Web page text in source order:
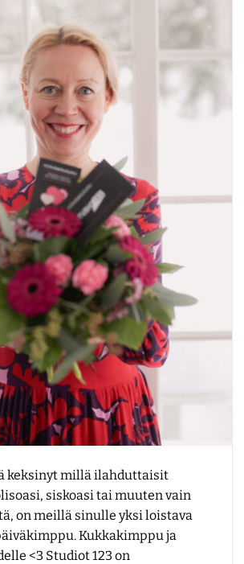
keksinyt millä ilahduttaisit
siskoasi tai muuten vain
on meillä sinulle yksi loistava
Kukkakimppu ja
<3 Studiot 123 on